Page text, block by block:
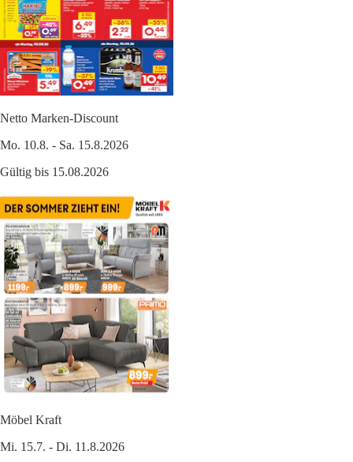
Netto Marken-Discount
Mo. 10.8. - Sa. 15.8.2026
Gültig bis 15.08.2026
Möbel Kraft
Mi. 15.7. - Di. 11.8.2026